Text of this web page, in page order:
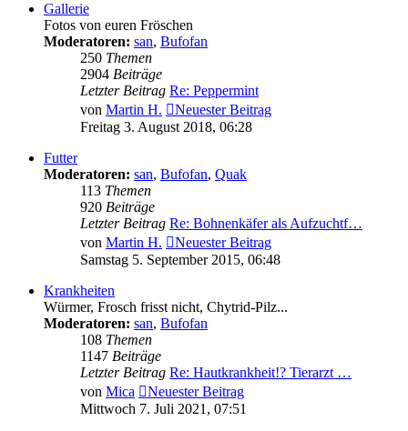
Gallerie
Fotos von euren Fröschen
Moderatoren: san, Bufofan
250 Themen
2904 Beiträge
Letzter Beitrag Re: Peppermint
von Martin H.
Neuester Beitrag
Freitag 3. August 2018, 06:28
Futter
Moderatoren: san, Bufofan, Quak
113 Themen
920 Beiträge
Letzter Beitrag Re: Bohnenkäfer als Aufzuchtf…
von Martin H.
Neuester Beitrag
Samstag 5. September 2015, 06:48
Krankheiten
Würmer, Frosch frisst nicht, Chytrid-Pilz...
Moderatoren: san, Bufofan
108 Themen
1147 Beiträge
Letzter Beitrag Re: Hautkrankheit!? Tierarzt …
von Mica
Neuester Beitrag
Mittwoch 7. Juli 2021, 07:51